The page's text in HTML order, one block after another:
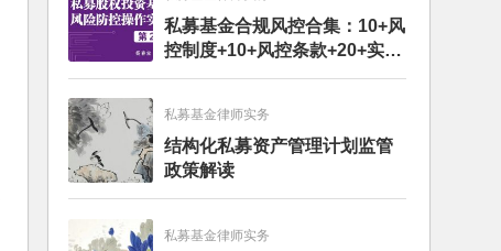
私募基金合规风控合集：10+风
控制度+10+风控条款+20+实务
文章+每月动态
私募基金律师实务
结构化私募资产管理计划监管
政策解读
私募基金律师实务